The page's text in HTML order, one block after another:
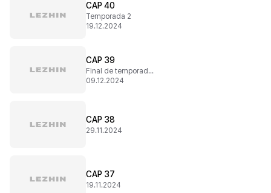
CAP 40
Temporada 2
19.12.2024
CAP 39
Final de temporada 1
09.12.2024
CAP 38
29.11.2024
CAP 37
19.11.2024